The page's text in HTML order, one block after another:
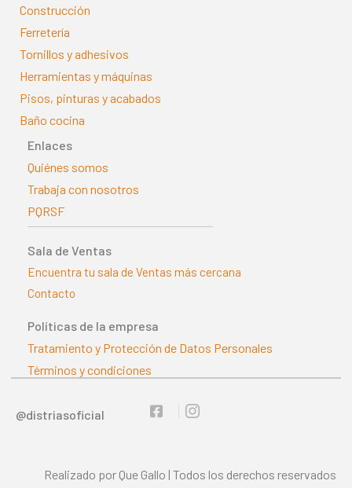
Construcción
Ferretería
Tornillos y adhesivos
Herramientas y máquinas
Pisos, pinturas y acabados
Baño cocina
Enlaces
Quiénes somos
Trabaja con nosotros
PQRSF
Sala de Ventas
Encuentra tu sala de Ventas más cercana
Contacto
Políticas de la empresa
Tratamiento y Protección de Datos Personales
Términos y condiciones
@distriasoficial
Realizado por Que Gallo | Todos los derechos reservados